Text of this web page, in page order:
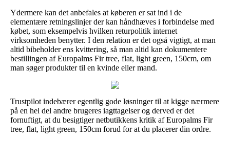
Ydermere kan det anbefales at køberen er sat ind i de
elementære retningslinjer der kan håndhæves i forbindelse med
købet, som eksempelvis hvilken returpolitik internet
virksomheden benytter. I den relation er det også vigtigt, at man
altid bibeholder ens kvittering, så man altid kan dokumentere
bestillingen af Europalms Fir tree, flat, light green, 150cm, om
man søger produkter til en kvinde eller mand.
Trustpilot indebærer egentlig gode løsninger til at kigge nærmere
på en hel del andre brugeres iagttagelser og derved er det
fornuftigt, at du besigtiger netbutikkens kritik af Europalms Fir
tree, flat, light green, 150cm forud for at du placerer din ordre.